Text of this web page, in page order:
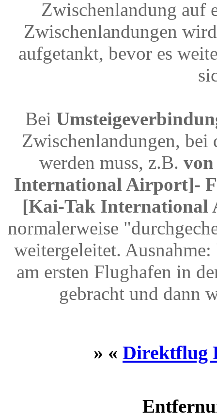
Zwischenlandung auf
Zwischenlandungen
aufgetankt, bevor es
Bei
Zwischenlandungen, bei
werden muss, z.B.
International Airport]-
[Kai-Tak International
normalerweise
weitergeleitet.
am ersten Flughafen in
gebracht und dann
» « Direktflug